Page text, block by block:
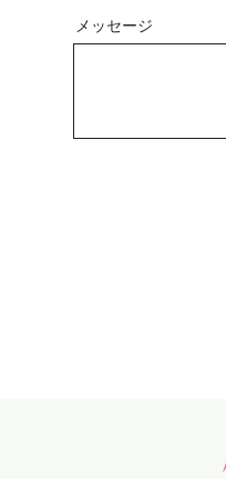
メッセージ